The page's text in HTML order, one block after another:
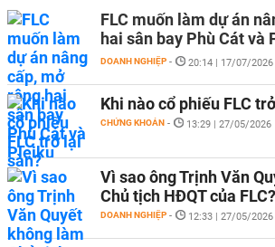
FLC muốn làm dự án
hai sân bay Phù Cát và
DOANH NGHIỆP - 20:14 | 17/07/2026
Khi nào cổ phiếu FLC
CHỨNG KHOÁN - 13:29 | 27/05/2026
Vì sao ông Trịnh Văn
Chủ tịch HĐQT của FLC?
DOANH NGHIỆP - 12:33 | 27/05/2026